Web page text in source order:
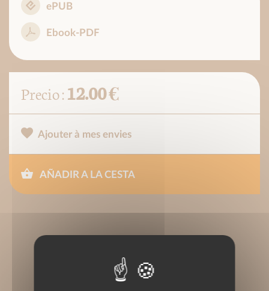
ePUB
Ebook-PDF
Precio :12.00 €
Ajouter à mes envies
AÑADIR A LA CESTA